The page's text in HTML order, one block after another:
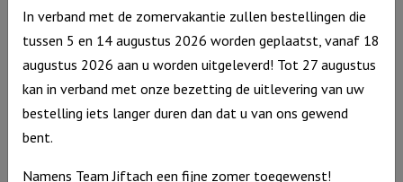
Op voorraad
Groen
25
cm
-
Kruis
In verband met de zomervakantie zullen bestellingen die
tussen 5 en 14 augustus 2026 worden geplaatst, vanaf 18
augustus 2026 aan u worden uitgeleverd! Tot 27 augustus
kan in verband met onze bezetting de uitlevering van uw
bestelling iets langer duren dan dat u van ons gewend
bent.
Namens Team Jiftach een fijne zomer toegewenst!